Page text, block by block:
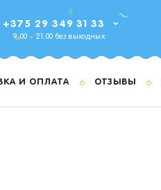
+375 29 349 31 33
9.00 - 21.00 без выходных
И ОПЛАТА ОТЗЫВЫ